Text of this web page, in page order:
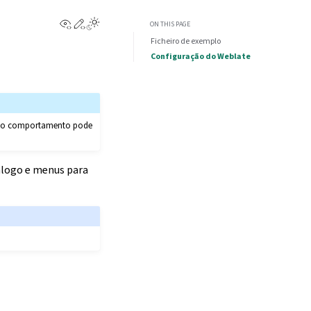
View this page
Edit this page
o comportamento pode
e menus para
ON THIS PAGE
Ficheiro de exemplo
Configuração do Weblate